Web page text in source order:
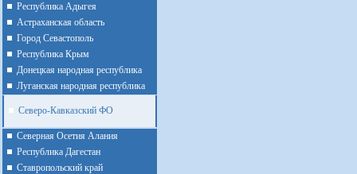
Республика Адыгея
Астраханская область
Город Севастополь
Республика Крым
Донецкая народная республика
Луганская народная республика
Северо-Кавказский ФО
Северная Осетия Алания
Республика Дагестан
Ставропольский край